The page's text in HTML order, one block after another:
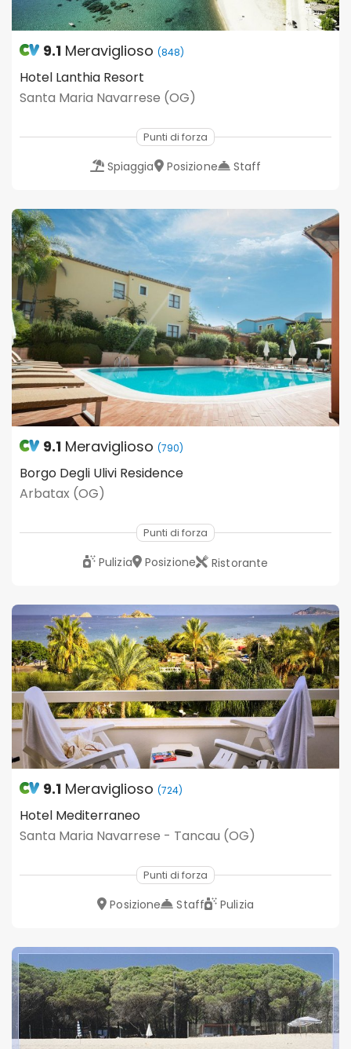
9.1 Meraviglioso (848)
Hotel Lanthia Resort
Santa Maria Navarrese (OG)
Punti di forza
Spiaggia Posizione Staff
9.1 Meraviglioso (790)
Borgo Degli Ulivi Residence
Arbatax (OG)
Punti di forza
Pulizia Posizione Ristorante
9.1 Meraviglioso (724)
Hotel Mediterraneo
Santa Maria Navarrese - Tancau (OG)
Punti di forza
Posizione Staff Pulizia